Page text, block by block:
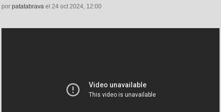
por patatabrava el 24 oct 2024, 12:00